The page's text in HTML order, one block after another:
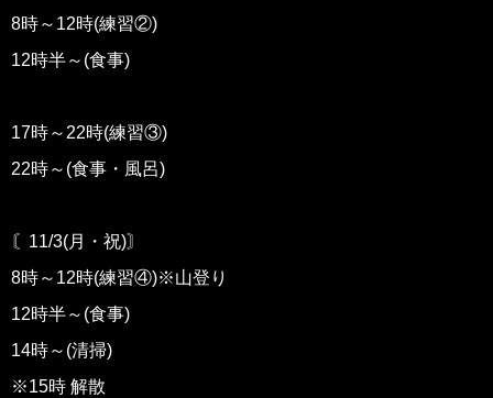
8時～12時(練習②)
12時半～(食事)
17時～22時(練習③)
22時～(食事・風呂)
〘11/3(月・祝)〙
8時～12時(練習④)※山登り
12時半～(食事)
14時～(清掃)
※15時 解散